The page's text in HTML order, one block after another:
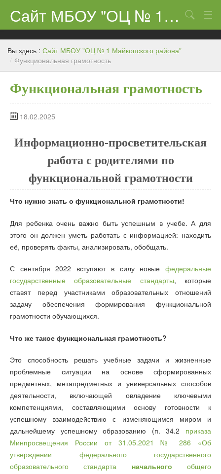
Сайт МБОУ "ОЦ № 1 Майкопского района"
Сведения об образовательном учреждении
ЕГЭ-11 и ГИА
Ученикам
Центр «Точка роста»
Поиск
Вы здесь : Сайт МБОУ "ОЦ № 1 Майкопского района"
/ Функциональная грамотность
Функциональная грамотность
18.02.2025
Информационно-просветительская
работа с родителями по
функциональной грамотности
Что нужно знать о функциональной грамотности!
Для ребенка очень важно быть успешным в учебе. А для
этого он должен уметь работать с информацией: находить
её, проверять факты, анализировать, обобщать.
С сентября 2022 вступают в силу новые федеральные
государственные образовательные стандарты, которые
ставят перед участниками образовательных отношений
задачу обеспечения формирования функциональной
грамотности обучающихся.
Что же такое функциональная грамотность?
Это способность решать учебные задачи и жизненные
проблемные ситуации на основе сформированных
предметных, метапредметных и универсальных способов
деятельности, включающей овладение ключевыми
компетенциями, составляющими основу готовности к
успешному взаимодействию с изменяющимся миром и
дальнейшему успешному образованию (п. 34.2 приказа
Минпросвещения России от 31.05.2021 № 286 «Об
утверждении федерального государственного
образовательного стандарта начального общего